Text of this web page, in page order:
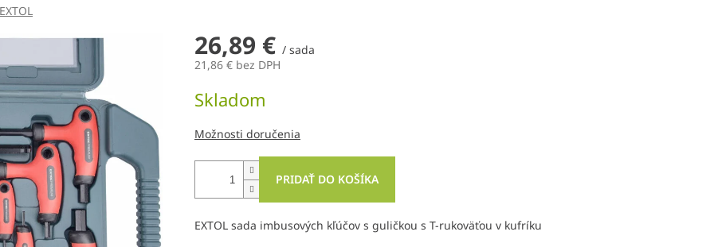
EXTOL
26,89 € / sada
21,86 € bez DPH
cena:
Skladom
Možnosti doručenia
PRIDAŤ DO KOŠÍKA
EXTOL sada imbusových kľúčov s guličkou s T-rukoväťou v kufríku